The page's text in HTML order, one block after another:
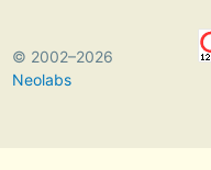
© 2002–2026
Neolabs